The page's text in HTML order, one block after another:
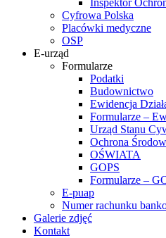
Inspektor
Cyfrowa Polska
Placówki medyczne
OSP
E-urząd
Formularze
Podatki
Budownictwo
Ewidencja
Formularze –
Urząd Stanu
Ochrona
OŚWIATA
GOPS
Formularze –
E-puap
Numer rachunku
Galerie zdjęć
Kontakt